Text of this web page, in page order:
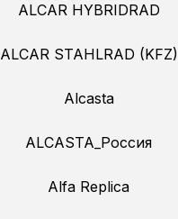
ALCAR HYBRIDRAD
ALCAR STAHLRAD (KFZ)
Alcasta
ALCASTA_Россия
Alfa Replica